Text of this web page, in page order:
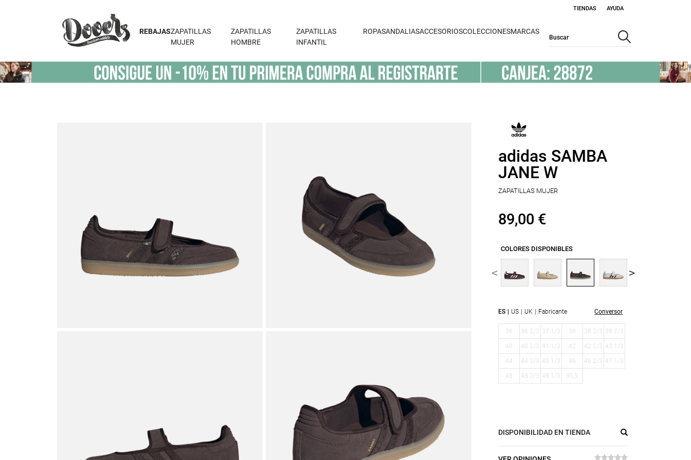
TIENDAS AYUDA
REBAJASZAPATILLAS
MUJER
ZAPATILLAS
HOMBRE
ZAPATILLAS
INFANTIL
ROPASANDALIASACCESORIOSCOLECCIONESMARCAS
adidas SAMBA
JANE W
ZAPATILLAS MUJER
89,00 €
COLORES DISPONIBLES
ES US UK Fabricante Conversor
36 36 2/3 37 1/3 38 38 2/3 39 1/3
40 40 2/3 41 1/3 42 42 2/3 43 1/3
44 44 2/3 45 1/3 46 46 2/3 47 1/3
48 48 2/3 49 1/3 35,5
DISPONIBILIDAD EN TIENDA